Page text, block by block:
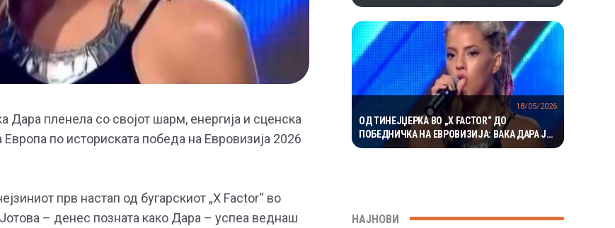
Дара пленела со својот шарм, енергија и сценска
по историската победа на Евровизија 2026
прв настап од бугарскиот „X Factor“ во
– денес позната како Дара – успеа веднаш
ЕКОСИСТЕМ ИЗОЛИРАН ПОВЕЌЕ ОД 1,5
МИЛИОНИ ГОДИНИ
ОД ТИНЕЈЏЕРКА ВО „X FACTOR“ ДО
ПОБЕДНИЧКА НА ЕВРОВИЗИЈА: ВАКА ДАРА ЈА
ОСВОИ ПУБЛИКАТА УШТЕ НА 16 ГОДИНИ –
18/05/2026
НАЈНОВИ